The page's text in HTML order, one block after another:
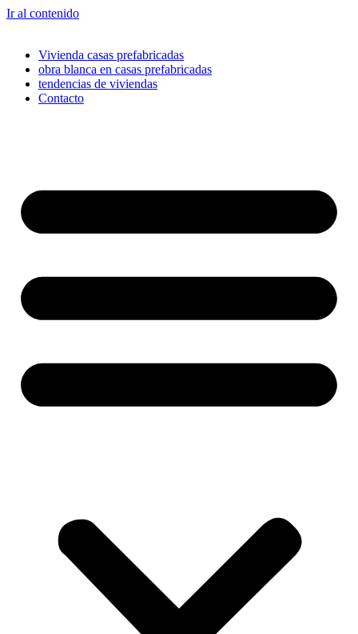
Ir al contenido
Vivienda casas prefabricadas
obra blanca en casas prefabricadas
tendencias de viviendas
Contacto